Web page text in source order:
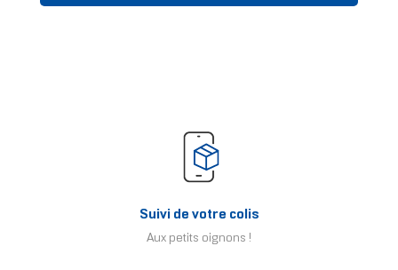
Suivi de votre colis
Aux petits oignons !